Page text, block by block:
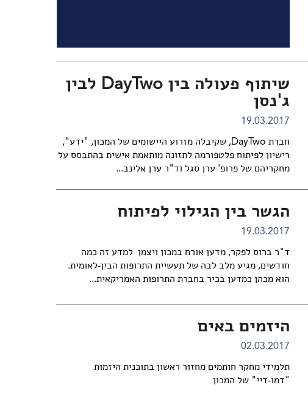
שיתוף פעולה בין DayTwo לבין
ג'נסן
19.03.2017
חברת DayTwo, שקיבלה מזרוע היישומים של המכון, "ידע",
רישיון לפיתוח פלטפורמה לתזונה מותאמת אישית בהתבסס על
מחקריהם של פרופ' ערן סגל וד"ר ערן אלינב...
הגשר בין הגילוי לפיתוח
19.03.2017
ד"ר ברוס לפקר, מדען אורח במכון ויצמן למדע זה כמה
חודשים, מגיע מלב לבה של תעשיית התרופות הבין-לאומית.
הוא מכהן כמדען בכיר בחברת התרופות האמריקאית...
היזמים באים
02.03.2017
תלמידי מחקר חותמים מחזור ראשון בתוכנית היזמות
"דמו-דיי" של המכון